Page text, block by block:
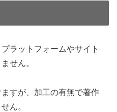
ラットフォームやサイト
せん。
すが、加工の有無で著作
ん。